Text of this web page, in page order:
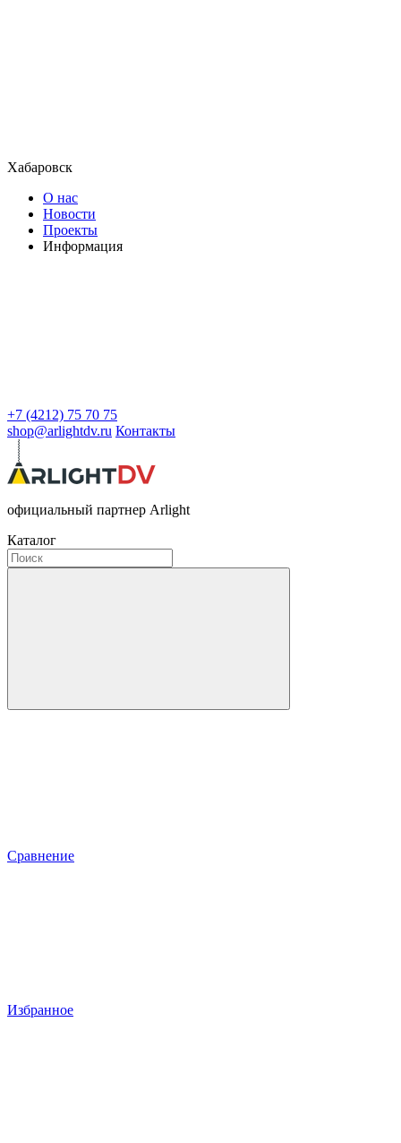
Хабаровск
О нас
Новости
Проекты
Информация
+7 (4212) 75 70 75
shop@arlightdv.ru Контакты
официальный партнер Arlight
Каталог
Сравнение
Избранное